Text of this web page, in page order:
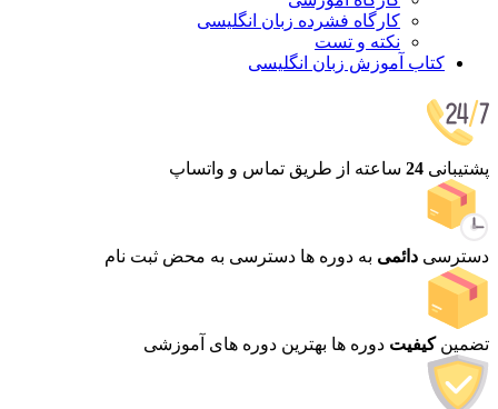
کارگاه فشرده زبان انگلیسی
نکته و تست
کتاب آموزش زبان انگلیسی
پشتیبانی ساعته از طریق تماس و واتساپ
دسترسی دائمی به دوره ها دسترسی به محض ثبت نام
تضمین کیفیت دوره ها بهترین دوره های آموزشی